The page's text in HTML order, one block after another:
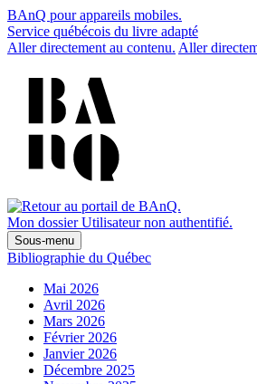
BAnQ pour appareils mobiles.
Service québécois du livre adapté
Aller directement au contenu. Aller
Mon dossier Utilisateur non authentifié.
Sous-menu
Bibliographie du Québec
Mai 2026
Avril 2026
Mars 2026
Février 2026
Janvier 2026
Décembre 2025